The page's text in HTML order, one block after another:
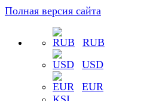
Полная версия сайта
RUB
USD
EUR